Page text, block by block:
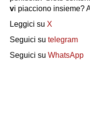
vi piacciono insieme?
Leggici su X
Seguici su telegram
Seguici su WhatsApp